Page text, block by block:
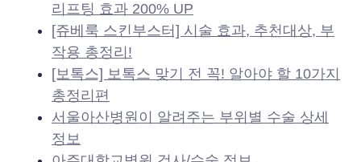
리프팅 효과 200% UP
[쥬베룩 스킨부스터] 시술 효과, 추천대상, 부
작용 총정리!
[보톡스] 보톡스 맞기 전 꼭! 알아야 할 10가지
총정리편
서울아산병원이 알려주는 부위별 수술 상세
정보